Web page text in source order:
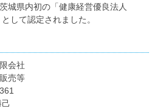
城県内初の「健康経営優良法人
して認定されました。
会社
売等